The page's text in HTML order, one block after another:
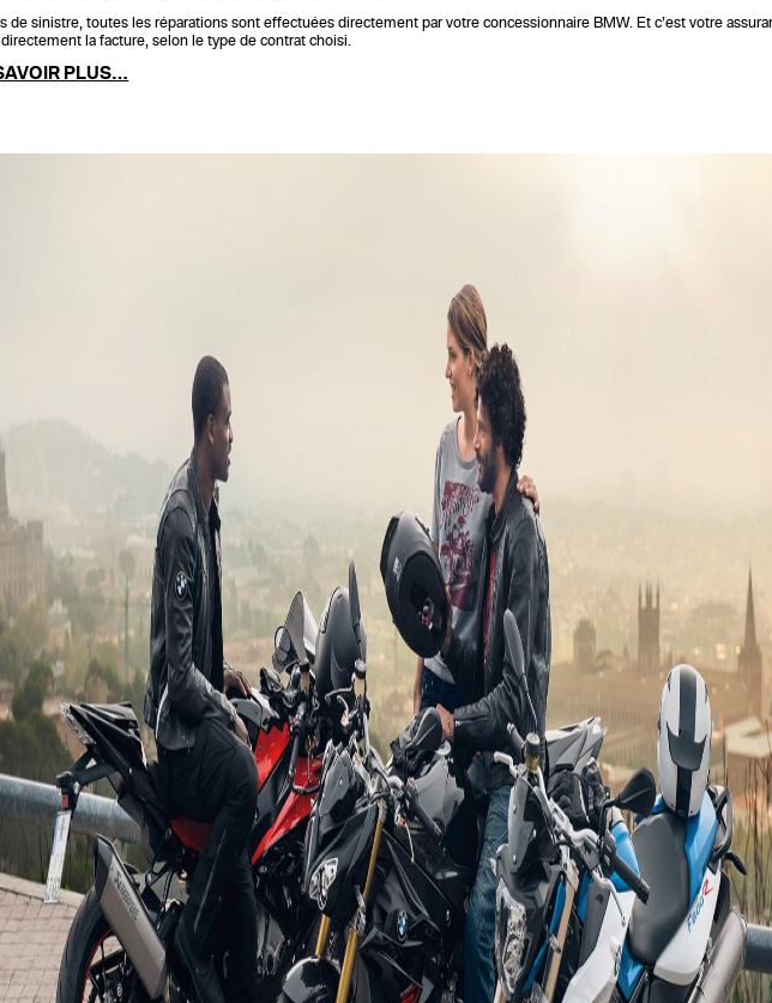
de sinistre, toutes les réparations sont effectuées directement par votre concessionnaire BMW. Et c’est votre
la facture, selon le type de contrat choisi.
PLUS…